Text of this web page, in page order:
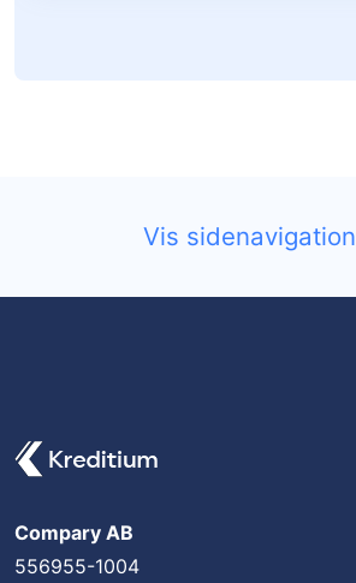
Vis sidenavigation
Compary AB
556955-1004